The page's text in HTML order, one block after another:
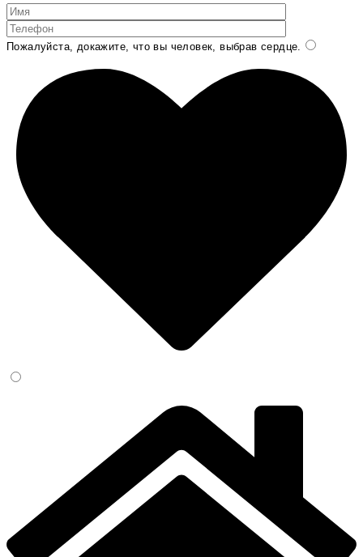
Пожалуйста, докажите, что вы человек, выбрав сердце